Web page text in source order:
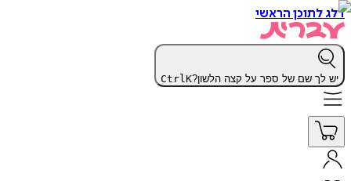
דלג לתוכן הראשי
יש לך שם של ספר על קצה הלשון? CtrlK